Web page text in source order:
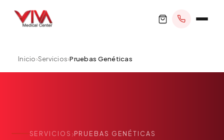
Inicio›Servicios›Pruebas Genéticas
SERVICIOS ›PRUEBAS GENÉTICAS